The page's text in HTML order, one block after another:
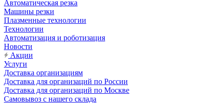
Автоматическая резка
Машины резки
Плазменные технологии
Технологии
Автоматизация и роботизация
Новости
Акции
Услуги
Доставка организациям
Доставка для организаций по России
Доставка для организаций по Москве
Самовывоз с нашего склада